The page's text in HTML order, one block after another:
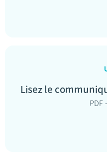
Lisez le
PDF